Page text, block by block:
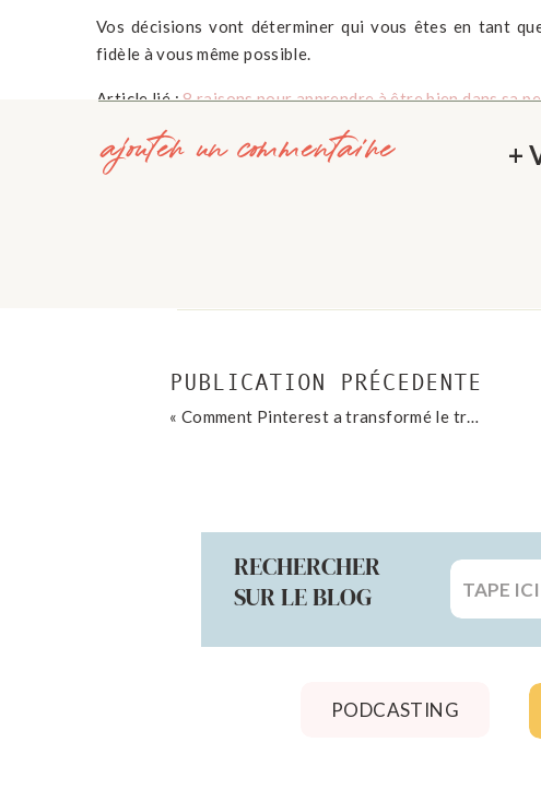
Vos décisions vont déterminer qui vous êtes en tant
fidèle à vous même possible.
Article lié :8 raisons pour apprendre à être bien dans sa
Comment faites vous pour rester fidèle à +
ajouter un commentaire
« Comment Pinterest a transformé le trafic de mon blog
PUBLICATION PRÉCEDENTE
Search
for:
RECHERCHER
SUR LE BLOG
PODCASTING